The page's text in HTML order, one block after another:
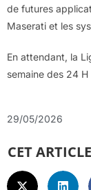
de futures
Maserati et les
En attendant, la
semaine des 24 H
29/05/2026
CET